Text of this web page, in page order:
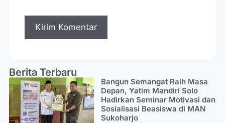
Berita Terbaru
Bangun Semangat Raih Masa
Depan, Yatim Mandiri Solo
Hadirkan Seminar Motivasi dan
Sosialisasi Beasiswa di MAN
Sukoharjo